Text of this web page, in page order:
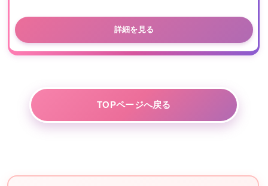
詳細を見る
TOPページへ戻る